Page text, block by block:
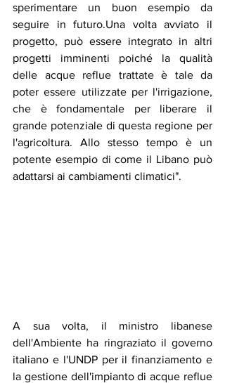
sperimentare un buon esempio da
seguire in futuro.Una volta avviato il
progetto, può essere integrato in altri
progetti imminenti poiché la qualità
delle acque reflue trattate è tale da
poter essere utilizzate per l'irrigazione,
che è fondamentale per liberare il
grande potenziale di questa regione per
l'agricoltura. Allo stesso tempo è un
potente esempio di come il Libano può
adattarsi ai cambiamenti climatici".
A sua volta, il ministro libanese
dell'Ambiente ha ringraziato il governo
italiano e l'UNDP per il finanziamento e
la gestione dell'impianto di acque reflue